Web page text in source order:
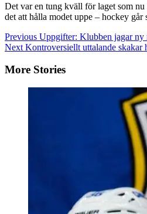
Det var en tung kväll för laget som
det att hålla modet uppe – hockey
Continue
Reading
Previous Uppgifter: Klubben jagar ny
Next Kontroversiellt uttalande skakar
More Stories